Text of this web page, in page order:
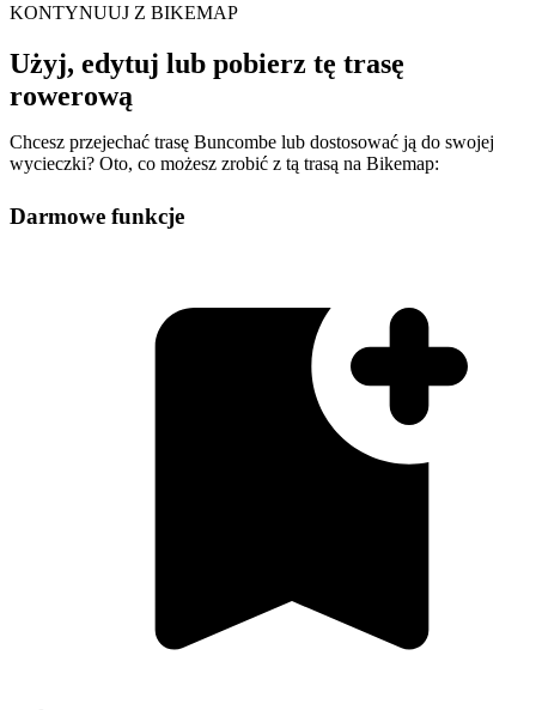
KONTYNUUJ Z BIKEMAP
Użyj, edytuj lub pobierz tę trasę
rowerową
Chcesz przejechać trasę Buncombe lub dostosować ją do swojej
wycieczki? Oto, co możesz zrobić z tą trasą na Bikemap:
Darmowe funkcje